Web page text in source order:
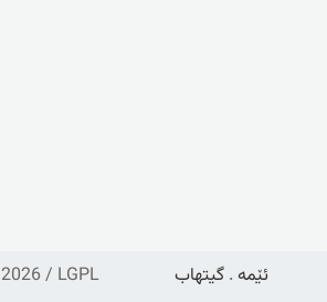
2026 / LGPL ئێمە . گیتهاب